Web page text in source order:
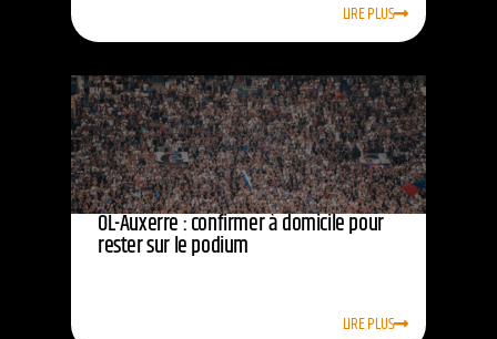
LIRE PLUS
OL-Auxerre : confirmer à domicile pour
rester sur le podium
LIRE PLUS